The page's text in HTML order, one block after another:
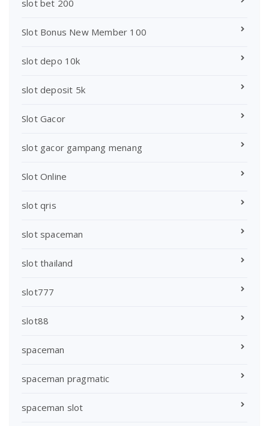
slot bet 200
Slot Bonus New Member 100
slot depo 10k
slot deposit 5k
Slot Gacor
slot gacor gampang menang
Slot Online
slot qris
slot spaceman
slot thailand
slot777
slot88
spaceman
spaceman pragmatic
spaceman slot